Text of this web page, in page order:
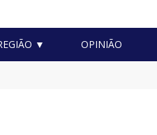
▼ OPINIÃO
Mais realiza mutirão de